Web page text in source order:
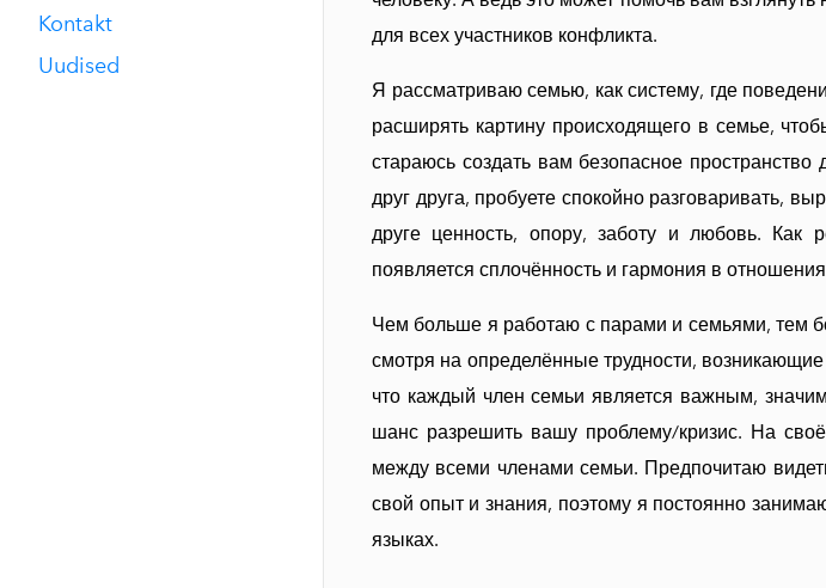
Kontakt
Uudised
для всех участников конфликта.
Я рассматриваю семью, как систему, где
расширять картину происходящего в семье,
стараюсь создать вам безопасное
друг друга, пробуете спокойно разговаривать,
друге ценность, опору, заботу и любовь. Как
появляется сплочённость и гармония в
Чем больше я работаю с парами и семьями, тем
смотря на определённые трудности,
что каждый член семьи является важным,
шанс разрешить вашу проблему/кризис. На
между всеми членами семьи. Предпочитаю
свой опыт и знания, поэтому я постоянно
языках.